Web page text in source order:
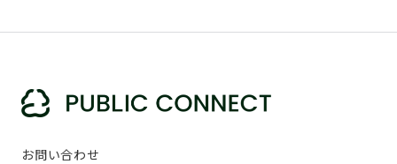
お問い合わせ